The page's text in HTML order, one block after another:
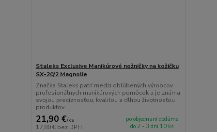
Staleks Exclusive Manikúrové nožničky na kožičku
SX-20/2 Magnolie
Značka Staleks patrí medzi obľúbených výrobcov
profesionálnych manikúrových pomôcok a je známa
svojou precíznosťou, kvalitou a dlhou životnosťou
produktov.
21,90 €/ks
17,80 € bez DPH
po objednaní dodáme
do 2 - 3 dní 10 ks